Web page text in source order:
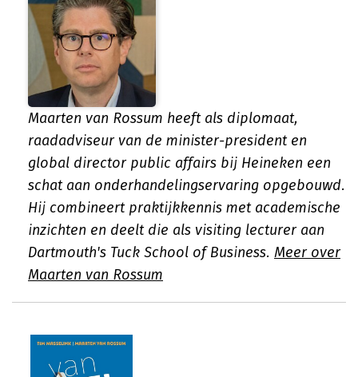
Maarten van Rossum heeft als diplomaat,
raadadviseur van de minister-president en
global director public affairs bij Heineken een
schat aan onderhandelingservaring opgebouwd.
Hij combineert praktijkkennis met academische
inzichten en deelt die als visiting lecturer aan
Dartmouth's Tuck School of Business. Meer over
Maarten van Rossum